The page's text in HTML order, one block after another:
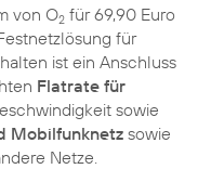
von O2 für 69,90 Euro
für
ist ein Anschluss
Flatrate für
sowie
Mobilfunknetz sowie
Netze.